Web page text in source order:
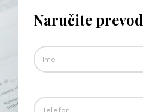
Naručite prevod